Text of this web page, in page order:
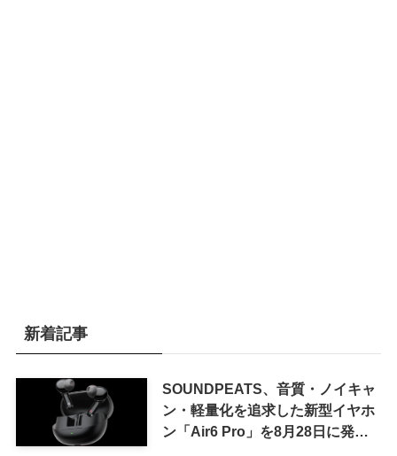
新着記事
SOUNDPEATS、音質・ノイキャ
ン・軽量化を追求した新型イヤホ
ン「Air6 Pro」を8月28日に発売